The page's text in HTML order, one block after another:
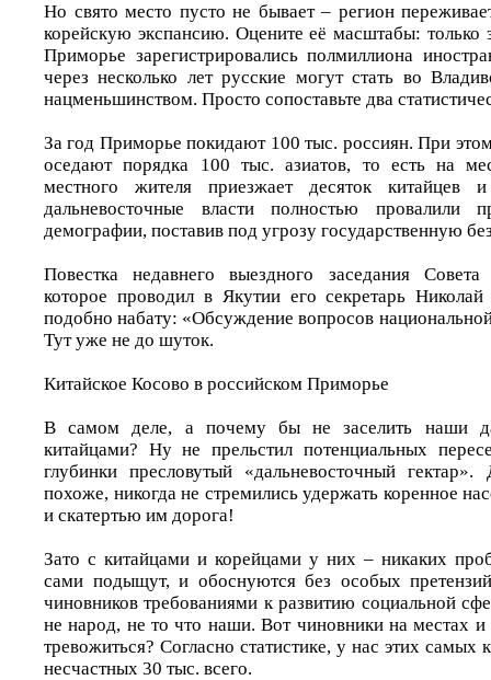
Но свято место пусто не бывает – регион
корейскую экспансию. Оцените её масштабы: только
Приморье зарегистрировались полмиллиона
через несколько лет русские могут стать во
нацменьшинством. Просто сопоставьте два
За год Приморье покидают 100 тыс. россиян. При
оседают порядка 100 тыс. азиатов, то есть на
местного жителя приезжает десяток китайцев
дальневосточные власти полностью провалили
демографии, поставив под угрозу государственную
Повестка недавнего выездного заседания Совета
которое проводил в Якутии его секретарь
подобно набату: «Обсуждение вопросов
Тут уже не до шуток.
Китайское Косово в российском Приморье
В самом деле, а почему бы не заселить наши
китайцами? Ну не прельстил потенциальных
глубинки пресловутый «дальневосточный
похоже, никогда не стремились удержать коренное
и скатертью им дорога!
Зато с китайцами и корейцами у них – никаких
сами подыщут, и обоснуются без особых
чиновников требованиями к развитию социальной
не народ, не то что наши. Вот чиновники на местах и
тревожиться? Согласно статистике, у нас этих самых
несчастных 30 тыс. всего.